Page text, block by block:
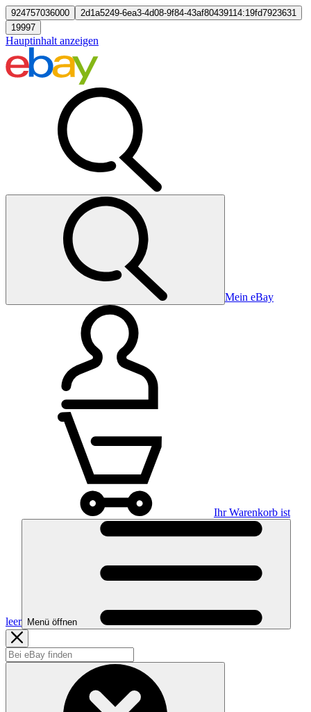
924757036000
2d1a5249-6ea3-4d08-9f84-43af80439114:19fd7923631
19997
Hauptinhalt anzeigen
Mein eBay
Ihr Warenkorb ist
leer Menü öffnen